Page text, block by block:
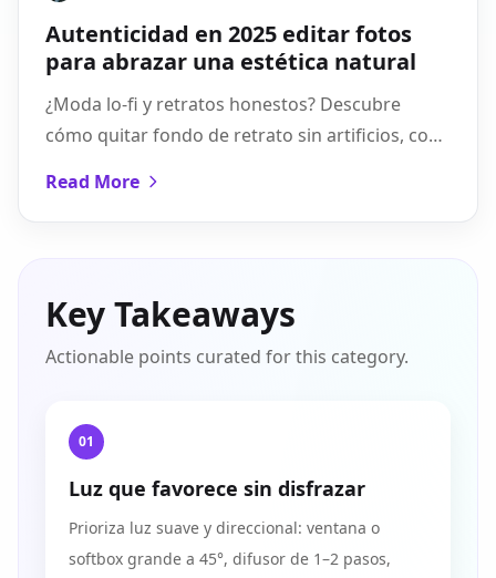
Autenticidad en 2025 editar fotos
para abrazar una estética natural
¿Moda lo‑fi y retratos honestos? Descubre
cómo quitar fondo de retrato sin artificios, con
Read More
Key Takeaways
Actionable points curated for this category.
01
Luz que favorece sin disfrazar
Prioriza luz suave y direccional: ventana o
softbox grande a 45°, difusor de 1–2 pasos,